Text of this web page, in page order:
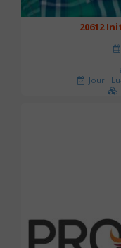
20612
Jour :